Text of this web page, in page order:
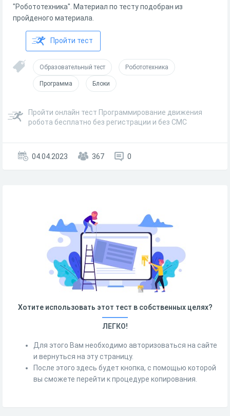
"Робототехника". Материал по тесту подобран из
пройденого материала.
Пройти тест
Образовательный тест Робототехника
Программа Блоки
Пройти онлайн тест Программирование движения
робота бесплатно без регистрации и без СМС
04.04.2023 367 0
Хотите использовать этот тест в собственных целях?
ЛЕГКО!
Для этого Вам необходимо авторизоваться на сайте
и вернуться на эту страницу.
После этого здесь будет кнопка, с помощью которой
вы сможете перейти к процедуре копирования.